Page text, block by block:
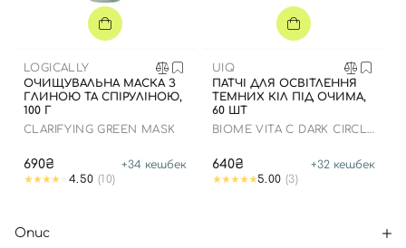
LOGICALLY
ОЧИЩУВАЛЬНА МАСКА З
ГЛИНОЮ ТА СПІРУЛІНОЮ,
100 Г
CLARIFYING GREEN MASK
690₴ +34 кешбек
4.50 (10)
UIQ
ПАТЧІ ДЛЯ ОСВІТЛЕННЯ
ТЕМНИХ КІЛ ПІД ОЧИМА,
60 ШТ
BIOME VITA C DARK CIRCLE
640₴ +32 кешбек
5.00 (3)
Опис